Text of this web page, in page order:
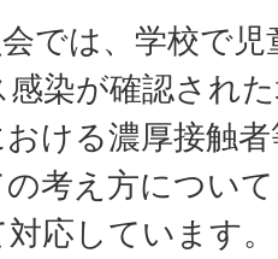
では、学校で
染が確認され
ける濃厚接触
考え方につい
応しています。